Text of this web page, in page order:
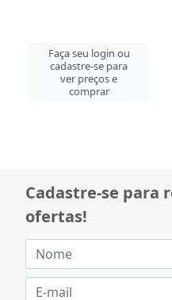
Faça seu login ou
cadastre-se para
ver preços e
comprar
Cadastre-se para
ofertas!